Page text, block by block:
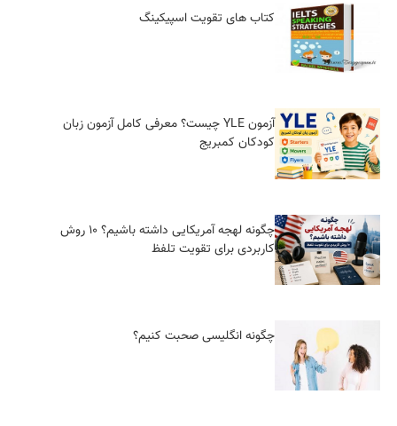
کتاب های تقویت اسپیکینگ
آزمون YLE چیست؟ معرفی کامل آزمون زبان
کودکان کمبریج
چگونه لهجه آمریکایی داشته باشیم؟ ۱۰ روش
کاربردی برای تقویت تلفظ
چگونه انگلیسی صحبت کنیم؟